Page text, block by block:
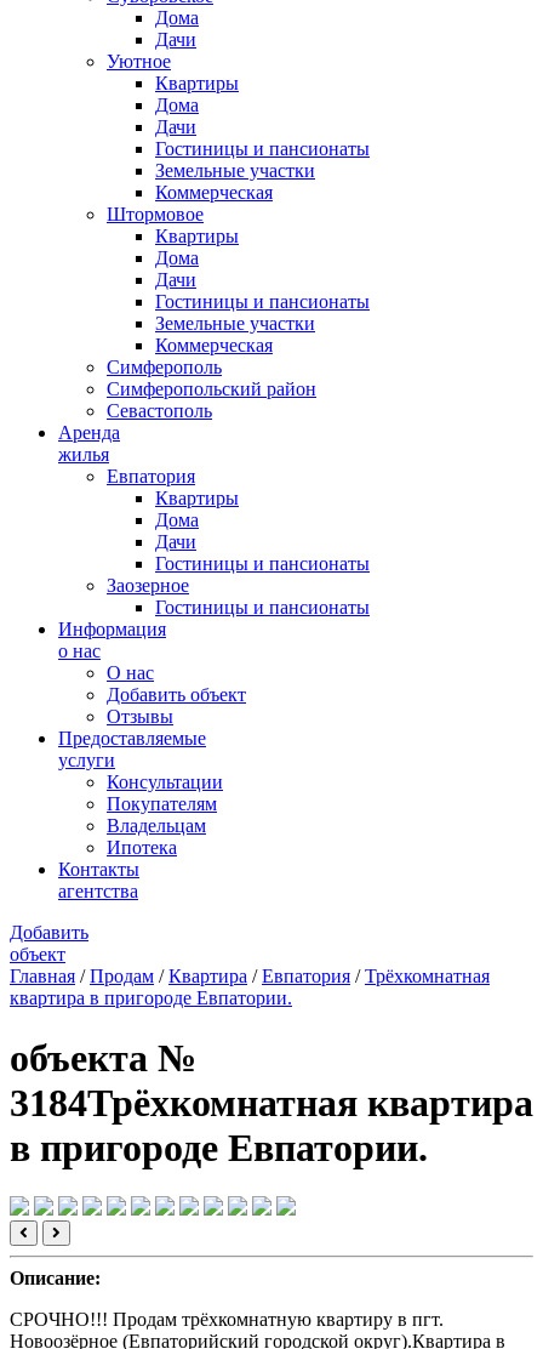
Дома
Дачи
Уютное
Квартиры
Дома
Дачи
Гостиницы и пансионаты
Земельные участки
Коммерческая
Штормовое
Квартиры
Дома
Дачи
Гостиницы и пансионаты
Земельные участки
Коммерческая
Симферополь
Симферопольский район
Севастополь
Аренда
жилья
Евпатория
Квартиры
Дома
Дачи
Гостиницы и пансионаты
Заозерное
Гостиницы и пансионаты
Информация
о нас
О нас
Добавить объект
Отзывы
Предоставляемые
услуги
Консультации
Покупателям
Владельцам
Ипотека
Контакты
агентства
Добавить
объект
Главная /Продам /Квартира /Евпатория /Трёхкомнатная
квартира в пригороде Евпатории.
объекта №
3184Трёхкомнатная квартира
в пригороде Евпатории.
Описание:
СРОЧНО!!! Продам трёхкомнатную квартиру в пгт.
Новоозёрное (Евпаторийский городской округ).Квартира в